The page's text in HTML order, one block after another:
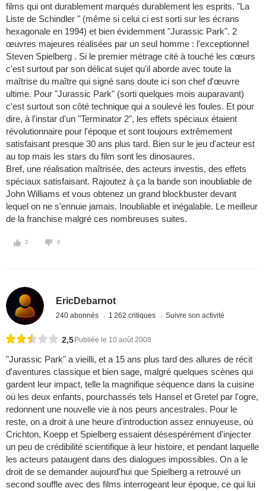
films qui ont durablement marqués durablement les esprits. "La
Liste de Schindler " (même si celui ci est sorti sur les écrans
hexagonale en 1994) et bien évidemment "Jurassic Park". 2
œuvres majeures réalisées par un seul homme : l'exceptionnel
Steven Spielberg . Si le premier métrage cité à touché les cœurs
c'est surtout par son délicat sujet qu'il aborde avec toute la
maîtrise du maître qui signé sans doute ici son chef d'œuvre
ultime. Pour "Jurassic Park" (sorti quelques mois auparavant)
c'est surtout son côté technique qui a soulevé les foules. Et pour
dire, à l'instar d'un "Terminator 2", les effets spéciaux étaient
révolutionnaire pour l'époque et sont toujours extrêmement
satisfaisant presque 30 ans plus tard. Bien sur le jeu d'acteur est
au top mais les stars du film sont les dinosaures.
Bref, une réalisation maîtrisée, des acteurs investis, des effets
spéciaux satisfaisant. Rajoutez à ça la bande son inoubliable de
John Williams et vous obtenez un grand blockbuster devant
lequel on ne s'ennuie jamais. Inoubliable et inégalable. Le meilleur
de la franchise malgré ces nombreuses suites.
2 0
EricDebarnot
240 abonnés 1 262 critiques Suivre son activité
2,5 Publiée le 10 août 2008
"Jurassic Park" a vieilli, et a 15 ans plus tard des allures de récit
d'aventures classique et bien sage, malgré quelques scènes qui
gardent leur impact, telle la magnifique séquence dans la cuisine
où les deux enfants, pourchassés tels Hansel et Gretel par l'ogre,
redonnent une nouvelle vie à nos peurs ancestrales. Pour le
reste, on a droit à une heure d'introduction assez ennuyeuse, où
Crichton, Koepp et Spielberg essaient désespérément d'injecter
un peu de crédibilité scientifique à leur histoire, et pendant laquelle
les acteurs pataugent dans des dialogues impossibles. On a le
droit de se demander aujourd'hui que Spielberg a retrouvé un
second souffle avec des films interrogeant leur époque, ce qui lui